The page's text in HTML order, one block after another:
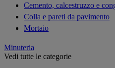
Cemento, calcestruzzo e
Colla e pareti da pavimento
Mortaio
Minuteria
Vedi tutte le categorie